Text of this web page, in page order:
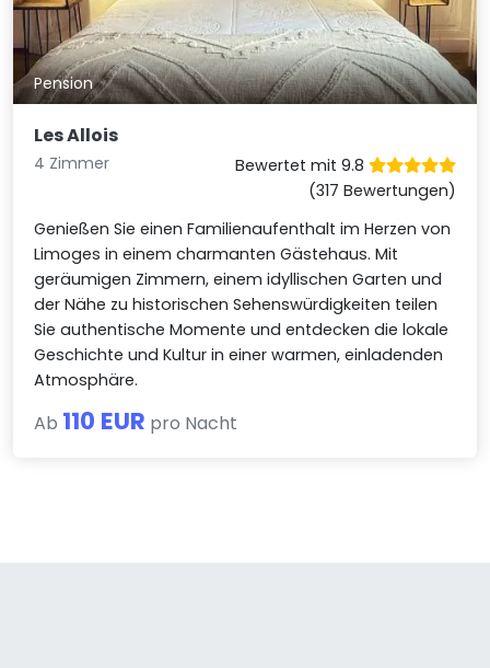
Pension
Les Allois
4 Zimmer
Bewertet mit 9.8
(317 Bewertungen)
Genießen Sie einen Familienaufenthalt im Herzen von
Limoges in einem charmanten Gästehaus. Mit
geräumigen Zimmern, einem idyllischen Garten und
der Nähe zu historischen Sehenswürdigkeiten teilen
Sie authentische Momente und entdecken die lokale
Geschichte und Kultur in einer warmen, einladenden
Atmosphäre.
Ab 110 EUR pro Nacht